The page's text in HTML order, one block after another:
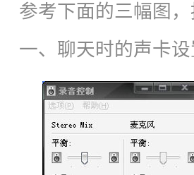
参考下面的三幅图
一、聊天时的声卡